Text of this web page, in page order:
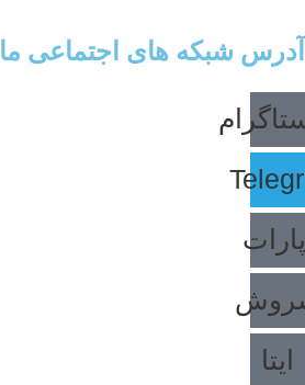
آدرس شبکه های اجتماعی ما
ایتا